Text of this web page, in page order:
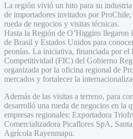
La región vivió un hito para su
de importadores invitados por
rueda de negocios y visitas técnicas.
Hasta la Región de O’Higgins llegaron
de Brasil y Estados Unidos para
peonías. La iniciativa, financiada por el
Competitividad (FIC) del Gobierno
organizada por la oficina regional de
mercados y fortalecer la
Además de las visitas a terreno, para
desarrolló una rueda de negocios en la
empresas regionales: Exportadora
Comercializadora Picaflores SpA,
Agrícola Rayenmapu.